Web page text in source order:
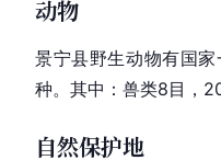
动物
景宁县野生动物有国
种。其中：兽类8目，
自然保护地